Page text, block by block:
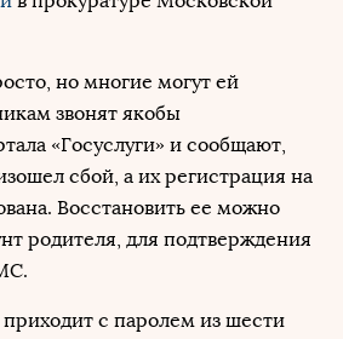
но многие могут ей
звонят якобы
«Госуслуги» и сообщают,
сбой, а их регистрация на
Восстановить ее можно
родителя, для подтверждения
с паролем из шести